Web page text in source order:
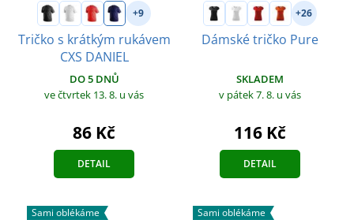
+9
Tričko s krátkým rukávem
CXS DANIEL
DO 5 DNŮ
ve čtvrtek 13. 8. u vás
86 Kč
DETAIL
+26
Dámské tričko Pure
SKLADEM
v pátek 7. 8. u vás
116 Kč
DETAIL
Sami oblékáme
Sami oblékáme